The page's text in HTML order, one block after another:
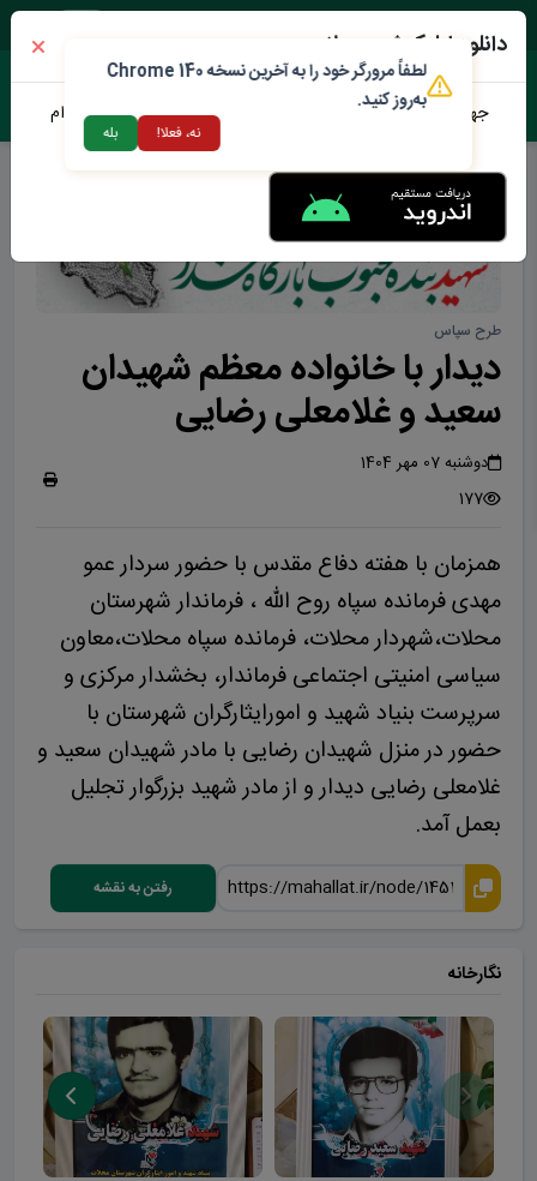
طرح سپاس
دیدار با خانواده معظم شهیدان
سعید و غلامعلی رضایی
دوشنبه 07 مهر 1404
177
همزمان با هفته دفاع مقدس با حضور سردار عمو
مهدی فرمانده سپاه روح الله ، فرماندار شهرستان
محلات،شهردار محلات، فرمانده سپاه محلات،معاون
سیاسی امنیتی اجتماعی فرماندار، بخشدار مرکزی و
سرپرست بنیاد شهید و امورایثارگران شهرستان با
حضور در منزل شهیدان رضایی با مادر شهیدان سعید و
غلامعلی رضایی دیدار و از مادر شهید بزرگوار تجلیل
بعمل آمد.
رفتن به نقشه
نگارخانه
دانلود اپلیکیشن محلات من
جهت دانلود نرم افزار محلات من می توانید از طریق لینک زیر اقدام
لطفاً مرورگر خود را به آخرین نسخه Chrome 140
به‌روز کنید.
نه، فعلا! بله